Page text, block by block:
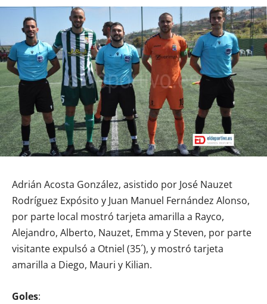
Adrián Acosta González, asistido por José Nauzet
Rodríguez Expósito y Juan Manuel Fernández Alonso,
por parte local mostró tarjeta amarilla a Rayco,
Alejandro, Alberto, Nauzet, Emma y Steven, por parte
visitante expulsó a Otniel (35´), y mostró tarjeta
amarilla a Diego, Mauri y Kilian.
Goles: